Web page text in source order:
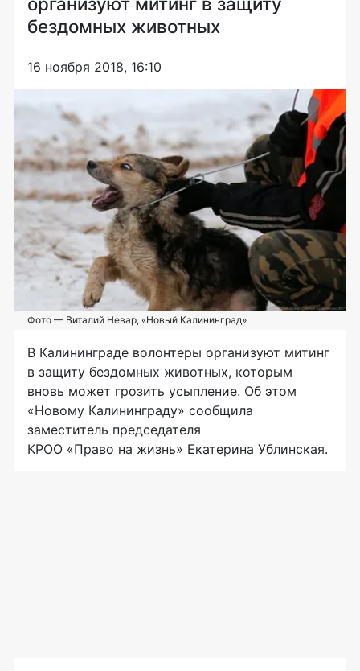
бездомных животных
16 ноября 2018, 16:10
Фото — Виталий Невар, «Новый Калининград»
В Калининграде волонтеры организуют митинг
в защиту бездомных животных, которым
вновь может грозить усыпление. Об этом
«Новому Калининграду» сообщила
заместитель председателя
КРОО «Право на жизнь» Екатерина Ублинская.